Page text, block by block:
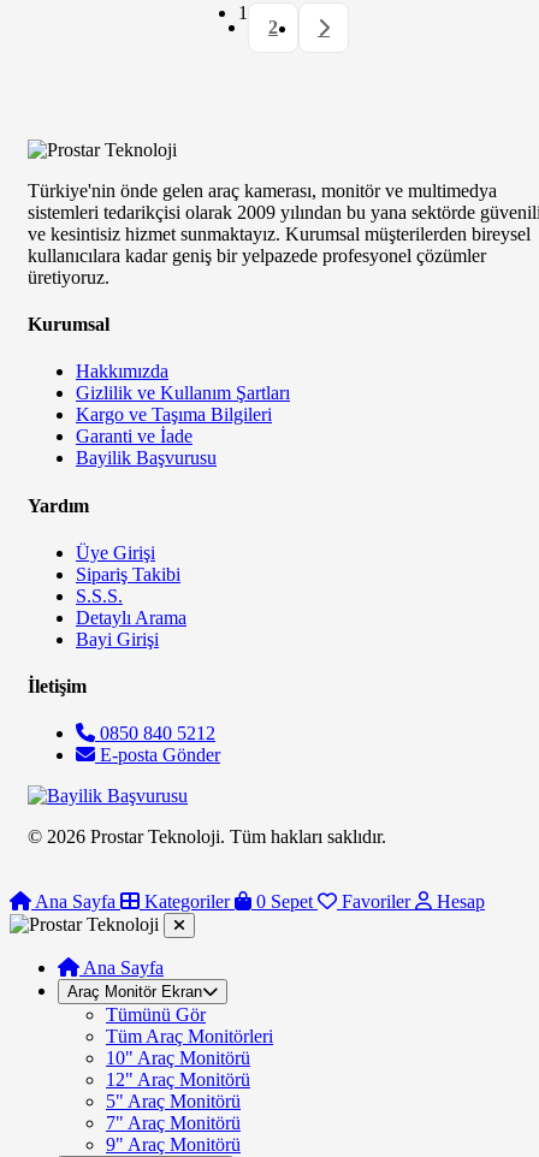
1
2
Türkiye'nin önde gelen araç kamerası, monitör ve multimedya
sistemleri tedarikçisi olarak 2009 yılından bu yana sektörde
ve kesintisiz hizmet sunmaktayız. Kurumsal müşterilerden bireysel
kullanıcılara kadar geniş bir yelpazede profesyonel çözümler
üretiyoruz.
Kurumsal
Hakkımızda
Gizlilik ve Kullanım Şartları
Kargo ve Taşıma Bilgileri
Garanti ve İade
Bayilik Başvurusu
Yardım
Üye Girişi
Sipariş Takibi
S.S.S.
Detaylı Arama
Bayi Girişi
İletişim
0850 840 5212
E-posta Gönder
© 2026 Prostar Teknoloji. Tüm hakları saklıdır.
Ana Sayfa Kategoriler 0 Sepet Favoriler Hesap
Ana Sayfa
Araç Monitör Ekran
Tümünü Gör
Tüm Araç Monitörleri
10" Araç Monitörü
12" Araç Monitörü
5" Araç Monitörü
7" Araç Monitörü
9" Araç Monitörü